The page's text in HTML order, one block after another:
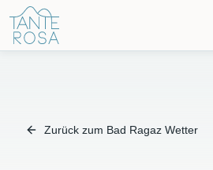
Zurück zum Bad Ragaz Wetter